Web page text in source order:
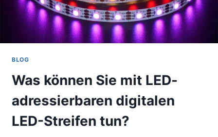
BLOG
Was können Sie mit LED-
adressierbaren digitalen
LED-Streifen tun?